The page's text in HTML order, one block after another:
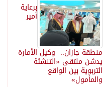
برعاية
أمير
منطقة جازان.. وكيل الأمارة
يدشن ملتقى «التنشئة
التربوية بين الواقع
والمأمول»